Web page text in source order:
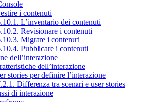
i contenuti
L’inventario dei contenuti
Revisionare i contenuti
Migrare i contenuti
Pubblicare i contenuti
dell’interazione
dell’interazione
stories per definire l’interazione
Differenza tra scenari e user stories
di interazione